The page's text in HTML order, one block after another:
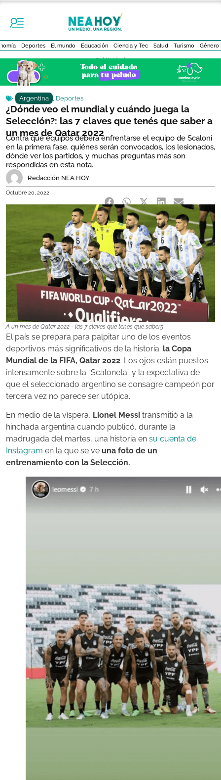
Deportes El mundo Educación Ciencia y Tec Salud Turismo Género
- Publicidad -
Argentina , Deportes
¿Dónde veo el mundial y cuándo juega la
Selección?: las 7 claves que tenés que saber a
un mes de Qatar 2022
Contra qué equipos deberá enfrentarse el equipo de Scaloni
en la primera fase, quiénes serán convocados, los lesionados,
dónde ver los partidos, y muchas preguntas más son
respondidas en esta nota.
Redacción NEA HOY
Octubre 20, 2022
A un mes de Qatar 2022 - las 7 claves que tenés que saber5
El país se prepara para palpitar uno de los eventos
deportivos más significativos de la historia: la Copa
Mundial de la FIFA, Qatar 2022. Los ojos están puestos
intensamente sobre la “Scaloneta” y la expectativa de
que el seleccionado argentino se consagre campeón por
tercera vez no parece ser utópica.
En medio de la víspera, Lionel Messi transmitió a la
hinchada argentina cuando publicó, durante la
madrugada del martes, una historia en su cuenta de
Instagram en la que se ve una foto de un
entrenamiento con la Selección.